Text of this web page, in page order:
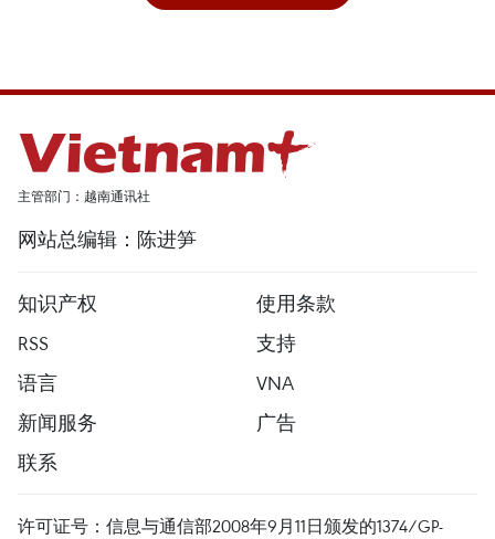
主管部门：越南通讯社
网站总编辑：陈进笋
知识产权
使用条款
RSS
支持
语言
VNA
新闻服务
广告
联系
许可证号：信息与通信部2008年9月11日颁发的1374/GP-